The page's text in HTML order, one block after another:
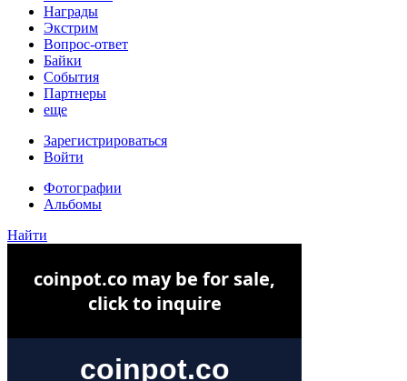
Награды
Экстрим
Вопрос-ответ
Байки
События
Партнеры
еще
Зарегистрироваться
Войти
Фотографии
Альбомы
Найти